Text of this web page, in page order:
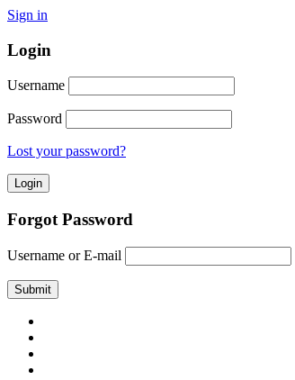
Sign in
Login
Username
Password
Lost your password?
Forgot Password
Username or E-mail